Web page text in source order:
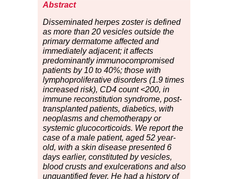
Abstract
Disseminatedherpes zoster is defined
as more than 20 vesicles outside the
primary dermatome affected and
immediately adjacent; it affects
predominantly immunocompromised
patients by 10 to 40%; those with
lymphoproliferative disorders (1.9 times
increased risk), CD4 count <200, in
immune reconstitution syndrome, post-
transplanted patients, diabetics, with
neoplasms and chemotherapy or
systemic glucocorticoids. We report the
case of a male patient, aged 52 year-
old, with a skin disease presented 6
days earlier, constituted by vesicles,
blood crusts and exulcerations and also
unquantified fever. He had a history of